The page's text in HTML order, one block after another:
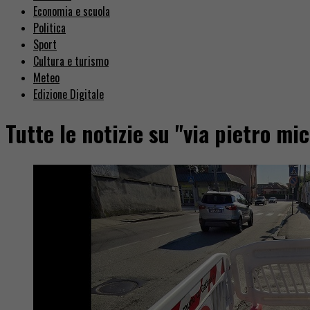
Economia e scuola
Politica
Sport
Cultura e turismo
Meteo
Edizione Digitale
Tutte le notizie su "via pietro